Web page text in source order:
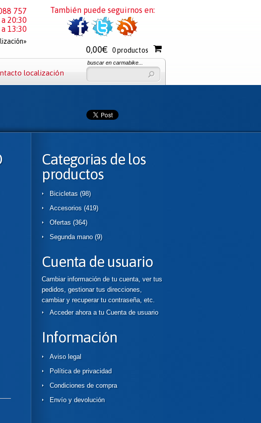
localización
buscar en carmabike...
Categorias de los
productos
Bicicletas (98)
Accesorios (419)
Ofertas (364)
Segunda mano (9)
Cuenta de usuario
Cambiar información de tu cuenta, ver tus
pedidos, gestionar tus direcciones,
cambiar y recuperar tu contraseña, etc.
Acceder ahora a tu Cuenta de usuario
Información
Aviso legal
Política de privacidad
Condiciones de compra
Envío y devolución
757
20:30
13:30
También puede seguirnos en:
0,00€ 0 productos